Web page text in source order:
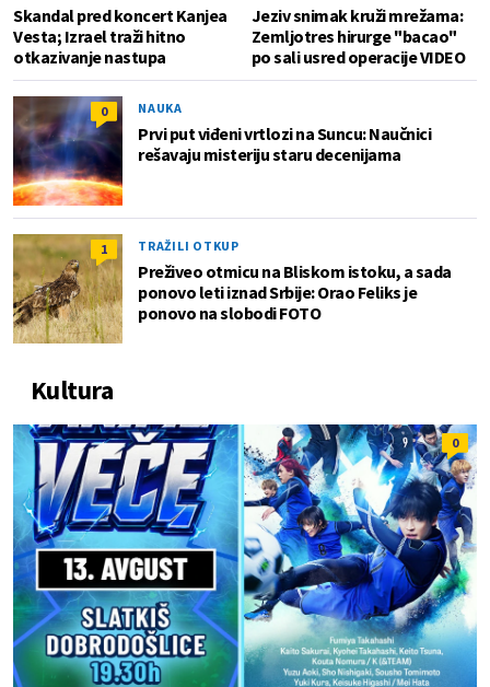
Skandal pred koncert Kanjea
Vesta; Izrael traži hitno
otkazivanje nastupa
Jeziv snimak kruži mrežama:
Zemljotres hirurge "bacao"
po sali usred operacije VIDEO
0 NAUKA
Prvi put viđeni vrtlozi na Suncu: Naučnici
rešavaju misteriju staru decenijama
1 TRAŽILI OTKUP
Preživeo otmicu na Bliskom istoku, a sada
ponovo leti iznad Srbije: Orao Feliks je
ponovo na slobodi FOTO
Kultura
0